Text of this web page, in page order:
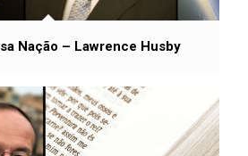
Nação – Lawrence Husby